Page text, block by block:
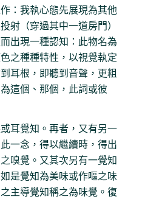
：我執心態先展現為其他
射（穿過其中一道房門）
出現一種認知：此物名為
之種種特性，以視覺執定
耳根，即聽到音聲，更粗
這個、那個，此詞或彼
耳覺知。再者，又有另一
一念，得以繼續時，得出
嗅覺。又其次另有一覺知
是覺知為美味或作嘔之味
主導覺知稱之為味覺。復